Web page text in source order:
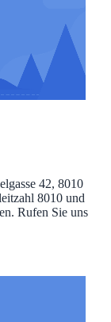
42, 8010
8010 und
Rufen Sie uns